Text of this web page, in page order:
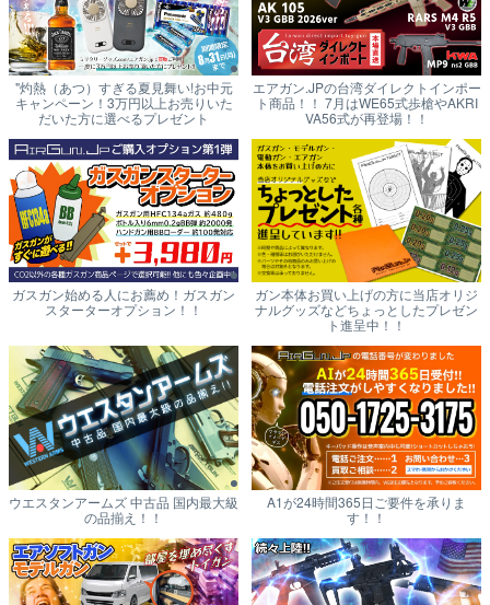
"灼熱（あつ）すぎる夏見舞い!お中元
キャンペーン！3万円以上お売りいた
だいた方に選べるプレゼント
エアガン.JPの台湾ダイレクトインポー
ト商品！！ 7月はWE65式歩槍やAKRI
VA56式が再登場！！
ガスガン始める人にお薦め！ガスガン
スターターオプション！！
ガン本体お買い上げの方に当店オリジ
ナルグッズなどちょっとしたプレゼン
ト進呈中！！
ウエスタンアームズ 中古品 国内最大級
の品揃え！！
A1が24時間365日ご要件を承りま
す！！